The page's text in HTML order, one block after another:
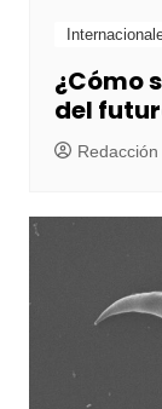
¿Cómo
del
Redacción